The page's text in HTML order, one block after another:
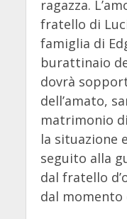
ragazza.
fratello di
famiglia di
burattinaio
dovrà
dell’amato,
matrimonio
la situazione
seguito alla
dal fratello
dal momento